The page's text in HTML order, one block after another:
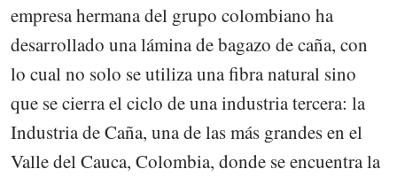
empresa hermana del grupo colombiano ha
desarrollado una lámina de bagazo de caña, con
lo cual no solo se utiliza una fibra natural sino
que se cierra el ciclo de una industria tercera: la
Industria de Caña, una de las más grandes en el
Valle del Cauca, Colombia, donde se encuentra la